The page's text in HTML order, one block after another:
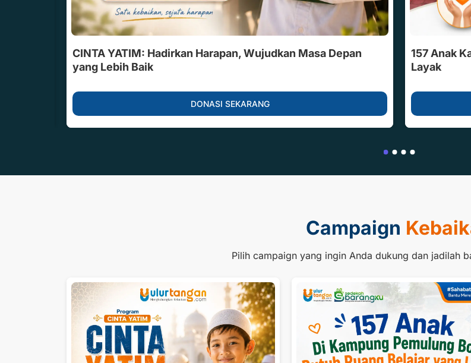
CINTA YATIM: Hadirkan Harapan, Wujudkan Masa Depan
yang Lebih Baik
DONASI SEKARANG
157 Anak
Layak
Campaign
Pilih campaign yang ingin Anda dukung dan jadilah